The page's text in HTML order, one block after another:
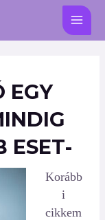
EGY
ESET-
Korább
i
cikkem